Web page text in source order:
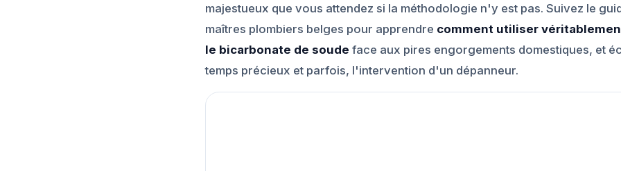
majestueux que vous attendez si la méthodologie n'y est pas. Suivez le
maîtres plombiers belges pour apprendre comment utiliser
le bicarbonate de soude face aux pires engorgements domestiques, et
temps précieux et parfois, l'intervention d'un dépanneur.